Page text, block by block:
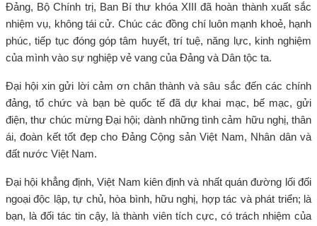
Đảng, Bộ Chính trị, Ban Bí thư khóa XIII đã hoàn thành xuất sắc
nhiệm vụ, không tái cử. Chúc các đồng chí luôn mạnh khoẻ, hạnh
phúc, tiếp tục đóng góp tâm huyết, trí tuệ, năng lực, kinh nghiệm
của mình vào sự nghiệp vẻ vang của Đảng và Dân tộc ta.
Đại hội xin gửi lời cảm ơn chân thành và sâu sắc đến các chính
đảng, tổ chức và bạn bè quốc tế đã dự khai mạc, bế mạc, gửi
điện, thư chúc mừng Đại hội; dành những tình cảm hữu nghị, thân
ái, đoàn kết tốt đẹp cho Đảng Cộng sản Việt Nam, Nhân dân và
đất nước Việt Nam.
Đại hội khẳng định, Việt Nam kiên định và nhất quán đường lối đối
ngoại độc lập, tự chủ, hòa bình, hữu nghị, hợp tác và phát triển; là
bạn, là đối tác tin cậy, là thành viên tích cực, có trách nhiệm của